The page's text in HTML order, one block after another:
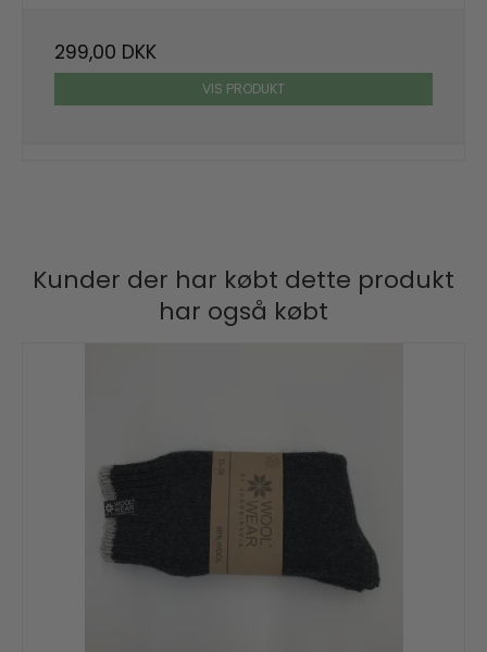
299,00 DKK
VIS PRODUKT
Kunder der har købt dette produkt
har også købt